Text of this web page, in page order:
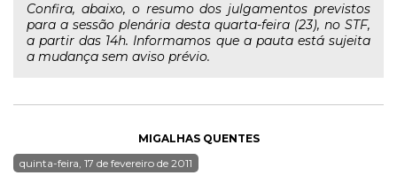
Confira, abaixo, o resumo dos julgamentos previstos
para a sessão plenária desta quarta-feira (23), no STF,
a partir das 14h. Informamos que a pauta está sujeita
a mudança sem aviso prévio.
MIGALHAS QUENTES
quinta-feira, 17 de fevereiro de 2011